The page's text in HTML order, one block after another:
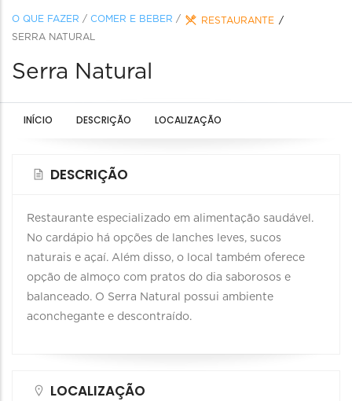
O QUE FAZER / COMER E BEBER /
RESTAURANTE
SERRA NATURAL
Serra Natural
INÍCIO DESCRIÇÃO LOCALIZAÇÃO
DESCRIÇÃO
Restaurante especializado em alimentação saudável.
No cardápio há opções de lanches leves, sucos
naturais e açaí. Além disso, o local também oferece
opção de almoço com pratos do dia saborosos e
balanceado. O Serra Natural possui ambiente
aconchegante e descontraído.
LOCALIZAÇÃO